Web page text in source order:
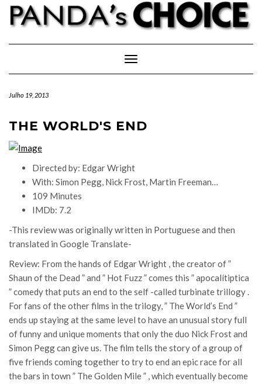
Skip
content
Toggle Navigation
Julho 19, 2013
THE WORLD'S END
Directed by: Edgar Wright
With: Simon Pegg, Nick Frost, Martin Freeman…
109 Minutes
IMDb: 7.2
-This review was originally written in Portuguese and then
translated in Google Translate-
Review: From the hands of Edgar Wright , the creator of ”
Shaun of the Dead ” and ” Hot Fuzz ” comes this ” apocalítiptica
” comedy that puts an end to the self -called turbinate trillogy .
For fans of the other films in the trilogy, ” The World’s End ”
ends up staying at the same level to have an unusual story full
of funny and unique moments that only the duo Nick Frost and
Simon Pegg can give us. The film tells the story of a group of
five friends coming together to try to end an epic race for all
the bars in town ” The Golden Mile ” , which eventually become